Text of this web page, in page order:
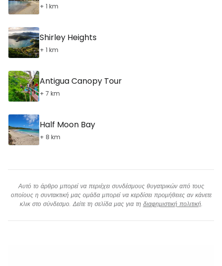
+ 1 km
Shirley Heights
+ 1 km
Antigua Canopy Tour
+ 7 km
Half Moon Bay
+ 8 km
Αυτό το άρθρο μπορεί να περιέχει συνδέσμους θυγατρικών από τους
οποίους η συντακτική μας ομάδα μπορεί να κερδίσει προμήθειες αν κάνετε
κλικ στο σύνδεσμο. Δείτε τη σελίδα μας για τη διαφημιστική πολιτική.